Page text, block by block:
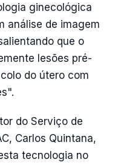
ginecológica
análise de imagem
que o
lesões pré-
do útero com
do Serviço de
Carlos Quintana,
tecnologia no